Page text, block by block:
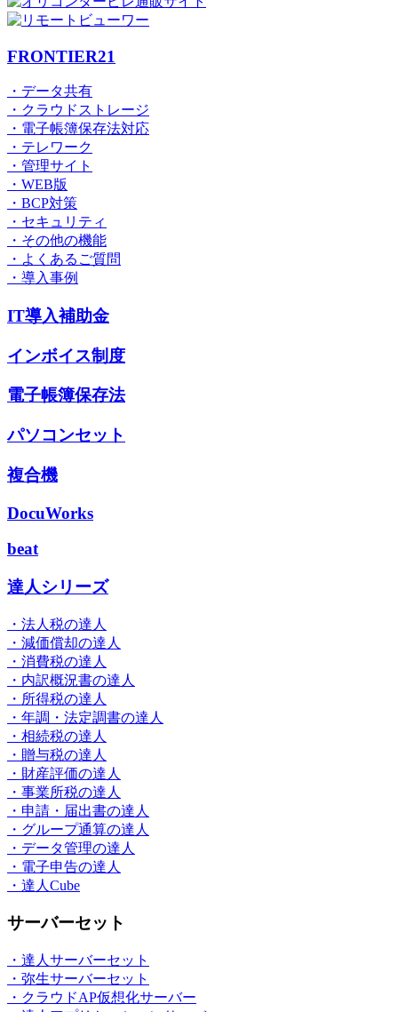
FRONTIER21
・データ共有
・クラウドストレージ
・電子帳簿保存法対応
・テレワーク
・管理サイト
・WEB版
・BCP対策
・セキュリティ
・その他の機能
・よくあるご質問
・導入事例
IT導入補助金
インボイス制度
電子帳簿保存法
パソコンセット
複合機
DocuWorks
beat
達人シリーズ
・法人税の達人
・減価償却の達人
・消費税の達人
・内訳概況書の達人
・所得税の達人
・年調・法定調書の達人
・相続税の達人
・贈与税の達人
・財産評価の達人
・事業所税の達人
・申請・届出書の達人
・グループ通算の達人
・データ管理の達人
・電子申告の達人
・達人Cube
サーバーセット
・達人サーバーセット
・弥生サーバーセット
・クラウドAP仮想化サーバー